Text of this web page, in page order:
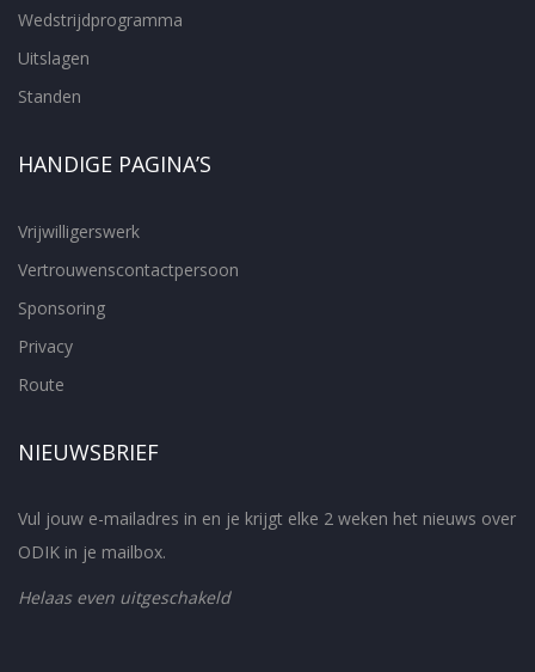
Wedstrijdprogramma
Uitslagen
Standen
HANDIGE PAGINA’S
Vrijwilligerswerk
Vertrouwenscontactpersoon
Sponsoring
Privacy
Route
NIEUWSBRIEF
Vul jouw e-mailadres in en je krijgt elke 2 weken het nieuws over
ODIK in je mailbox.
Helaas even uitgeschakeld